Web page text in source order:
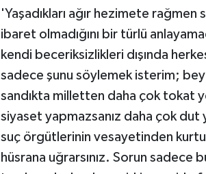
'Yaşadıkları ağır hezimete rağmen
ibaret olmadığını bir türlü
kendi beceriksizlikleri dışında
sadece şunu söylemek isterim;
sandıkta milletten daha çok tokat
siyaset yapmazsanız daha çok dut
suç örgütlerinin vesayetinden
hüsrana uğrarsınız. Sorun sadece